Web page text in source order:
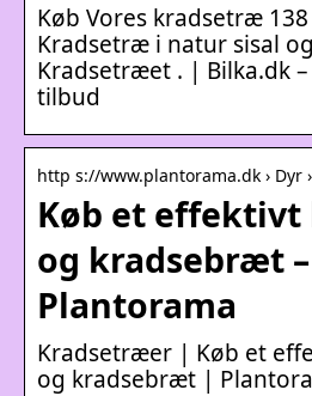
Køb Vores kradsetræ
Kradsetræ i natur sisal
Kradsetræet . | Bilka.dk
tilbud
http s://www.plantorama.dk › Dyr
Køb et
og kradsebræt –
Plantorama
Kradsetræer | Køb et
og kradsebræt |